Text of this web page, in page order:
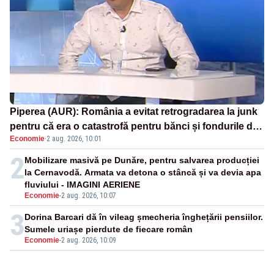
Piperea (AUR): România a evitat retrogradarea la junk
pentru că era o catastrofă pentru bănci și fondurile de
pensii
Economie·2 aug. 2026, 10:01
2
Economie-2 aug. 2026, 10:07
Mobilizare masivă pe Dunăre, pentru salvarea producției
la Cernavodă. Armata va detona o stâncă și va devia apa
fluviului - IMAGINI AERIENE
3Economie-2 aug. 2026, 10:09
Dorina Barcari dă în vileag șmecheria înghețării pensiilor.
Sumele uriașe pierdute de fiecare român